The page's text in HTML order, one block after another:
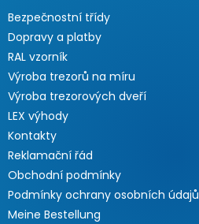
Bezpečnostní třídy
Dopravy a platby
RAL vzorník
Výroba trezorů na míru
Výroba trezorových dveří
LEX výhody
Kontakty
Reklamační řád
Obchodní podmínky
Podmínky ochrany osobních údajů
Meine Bestellung